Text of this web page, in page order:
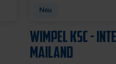
Neu
WIMPEL KSC -
MAILAND